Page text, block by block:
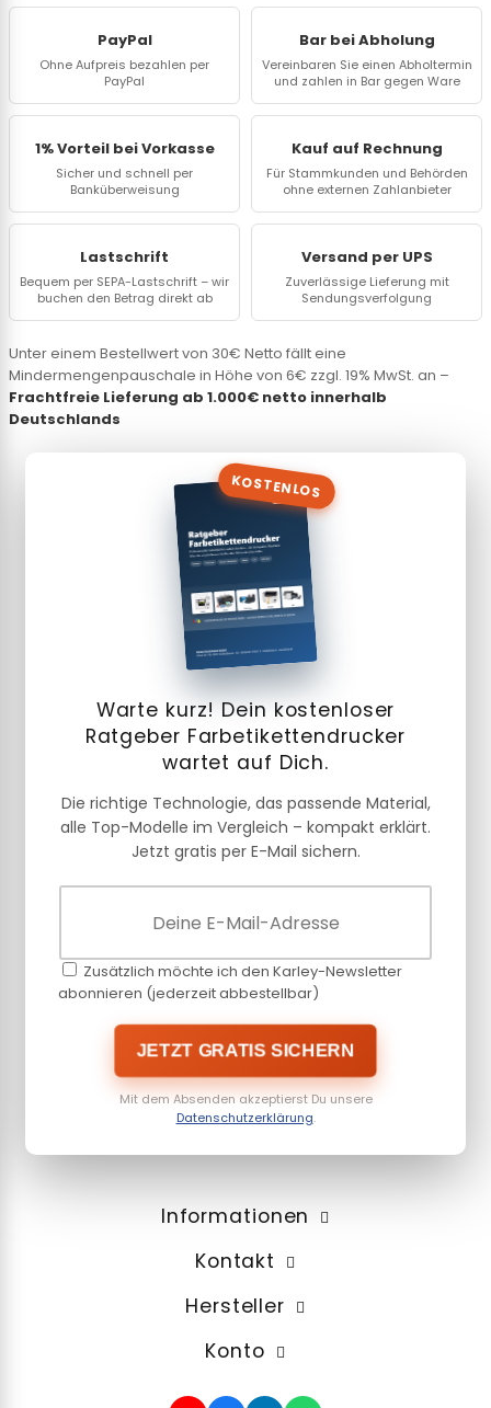
PayPal
Ohne Aufpreis bezahlen per
PayPal
Bar bei Abholung
Vereinbaren Sie einen Abholtermin
und zahlen in Bar gegen Ware
1% Vorteil bei Vorkasse
Sicher und schnell per
Banküberweisung
Kauf auf Rechnung
Für Stammkunden und Behörden
ohne externen Zahlanbieter
Lastschrift
Bequem per SEPA-Lastschrift – wir
buchen den Betrag direkt ab
Versand per UPS
Zuverlässige Lieferung mit
Sendungsverfolgung
Unter einem Bestellwert von 30€ Netto fällt eine
Mindermengenpauschale in Höhe von 6€ zzgl. 19% MwSt. an –
Frachtfreie Lieferung ab 1.000€ netto innerhalb
Deutschlands
KOSTENLOS
Warte kurz! Dein kostenloser
Ratgeber Farbetikettendrucker
wartet auf Dich.
Die richtige Technologie, das passende Material,
alle Top-Modelle im Vergleich – kompakt erklärt.
Jetzt gratis per E-Mail sichern.
Zusätzlich möchte ich den Karley-Newsletter
abonnieren (jederzeit abbestellbar)
JETZT GRATIS SICHERN
Mit dem Absenden akzeptierst Du unsere
Datenschutzerklärung.
Informationen
Kontakt
Hersteller
Konto